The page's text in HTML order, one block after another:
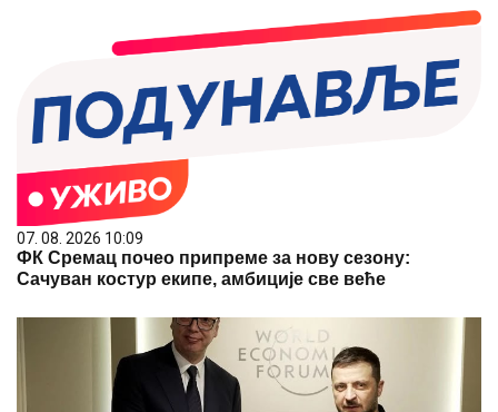
07. 08. 2026 10:09
ФК Сремац почео припреме за нову сезону:
Сачуван костур екипе, амбиције све веће